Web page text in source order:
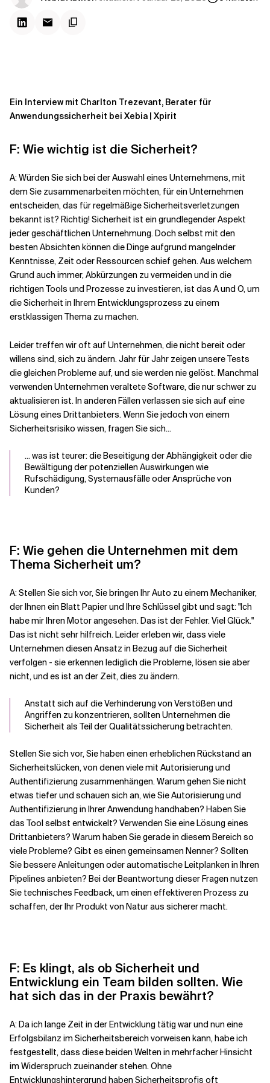
Verwandte Themen
Ein Interview mit Charlton Trezevant, Berater für
Anwendungssicherheit bei Xebia | Xpirit
F: Wie wichtig ist die Sicherheit?
A: Würden Sie sich bei der Auswahl eines Unternehmens, mit
dem Sie zusammenarbeiten möchten, für ein Unternehmen
entscheiden, das für regelmäßige Sicherheitsverletzungen
bekannt ist? Richtig! Sicherheit ist ein grundlegender Aspekt
jeder geschäftlichen Unternehmung. Doch selbst mit den
besten Absichten können die Dinge aufgrund mangelnder
Kenntnisse, Zeit oder Ressourcen schief gehen. Aus welchem
Grund auch immer, Abkürzungen zu vermeiden und in die
richtigen Tools und Prozesse zu investieren, ist das A und O, um
die Sicherheit in Ihrem Entwicklungsprozess zu einem
erstklassigen Thema zu machen.
Leider treffen wir oft auf Unternehmen, die nicht bereit oder
willens sind, sich zu ändern. Jahr für Jahr zeigen unsere Tests
die gleichen Probleme auf, und sie werden nie gelöst. Manchmal
verwenden Unternehmen veraltete Software, die nur schwer zu
aktualisieren ist. In anderen Fällen verlassen sie sich auf eine
Lösung eines Drittanbieters. Wenn Sie jedoch von einem
Sicherheitsrisiko wissen, fragen Sie sich...
... was ist teurer: die Beseitigung der Abhängigkeit oder die
Bewältigung der potenziellen Auswirkungen wie
Rufschädigung, Systemausfälle oder Ansprüche von
Kunden?
F: Wie gehen die Unternehmen mit dem
Thema Sicherheit um?
A: Stellen Sie sich vor, Sie bringen Ihr Auto zu einem Mechaniker,
der Ihnen ein Blatt Papier und Ihre Schlüssel gibt und sagt: "Ich
habe mir Ihren Motor angesehen. Das ist der Fehler. Viel Glück."
Das ist nicht sehr hilfreich. Leider erleben wir, dass viele
Unternehmen diesen Ansatz in Bezug auf die Sicherheit
verfolgen - sie erkennen lediglich die Probleme, lösen sie aber
nicht, und es ist an der Zeit, dies zu ändern.
Anstatt sich auf die Verhinderung von Verstößen und
Angriffen zu konzentrieren, sollten Unternehmen die
Sicherheit als Teil der Qualitätssicherung betrachten.
Stellen Sie sich vor, Sie haben einen erheblichen Rückstand an
Sicherheitslücken, von denen viele mit Autorisierung und
Authentifizierung zusammenhängen. Warum gehen Sie nicht
etwas tiefer und schauen sich an, wie Sie Autorisierung und
Authentifizierung in Ihrer Anwendung handhaben? Haben Sie
das Tool selbst entwickelt? Verwenden Sie eine Lösung eines
Drittanbieters? Warum haben Sie gerade in diesem Bereich so
viele Probleme? Gibt es einen gemeinsamen Nenner? Sollten
Sie bessere Anleitungen oder automatische Leitplanken in Ihren
Pipelines anbieten? Bei der Beantwortung dieser Fragen nutzen
Sie technisches Feedback, um einen effektiveren Prozess zu
schaffen, der Ihr Produkt von Natur aus sicherer macht.
F: Es klingt, als ob Sicherheit und
Entwicklung ein Team bilden sollten. Wie
hat sich das in der Praxis bewährt?
A: Da ich lange Zeit in der Entwicklung tätig war und nun eine
Erfolgsbilanz im Sicherheitsbereich vorweisen kann, habe ich
festgestellt, dass diese beiden Welten in mehrfacher Hinsicht
im Widerspruch zueinander stehen. Ohne
Entwicklungshintergrund haben Sicherheitsprofis oft